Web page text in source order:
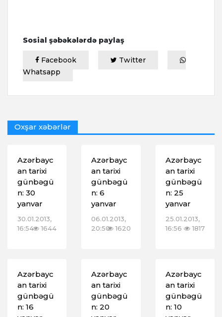
Sosial şəbəkələrdə paylaş
Facebook
Twitter
Whatsapp
Oxşar xəbərlər
Azərbayc
an tarixi
günbəgü
n: 30
yanvar
30.01.2013,
16:54
1644
Azərbayc
an tarixi
günbəgü
n: 6
yanvar
06.01.2013,
20:50 1620
Azərbayc
an tarixi
günbəgü
n: 25
yanvar
25.01.2013,
16:56
1817
Azərbayc
an tarixi
günbəgü
n: 16
Azərbayc
an tarixi
günbəgü
n: 20
Azərbayc
an tarixi
günbəgü
n: 10